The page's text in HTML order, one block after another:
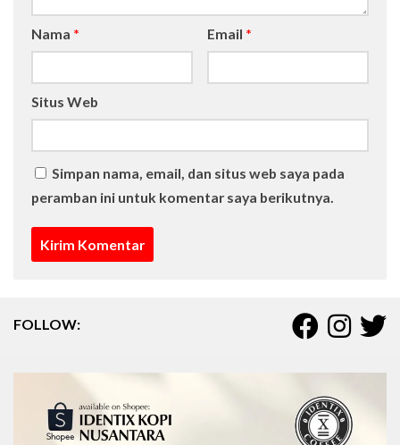
Nama * Email *
Situs Web
Simpan nama, email, dan situs web saya pada
peramban ini untuk komentar saya berikutnya.
FOLLOW: